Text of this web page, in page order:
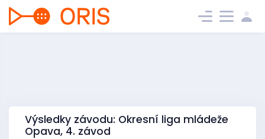
Výsledky závodu: Okresní liga mládeže
Opava, 4. závod